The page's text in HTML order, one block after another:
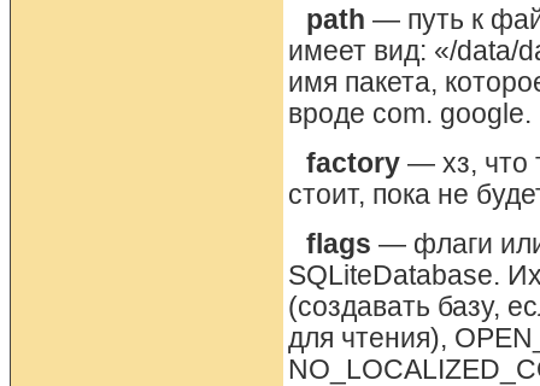
path — путь к
имеет вид: «/data/
имя пакета,
вроде com.
factory — хз, что
стоит, пока не
flags — флаги
SQLiteDatabase.
(создавать базу,
для чтения),